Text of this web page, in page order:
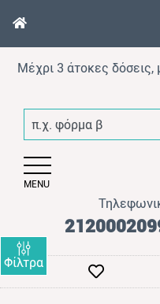
(Κορίτσι)
(Βρεφικό)
(AΞEΣOYAP)
(Brand)
Μέχρι 3 άτοκες
π.χ. φόρμα βελουτέ
MENU
Φίλτρα